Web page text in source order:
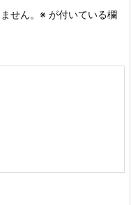
せん。 ※ が付いている欄